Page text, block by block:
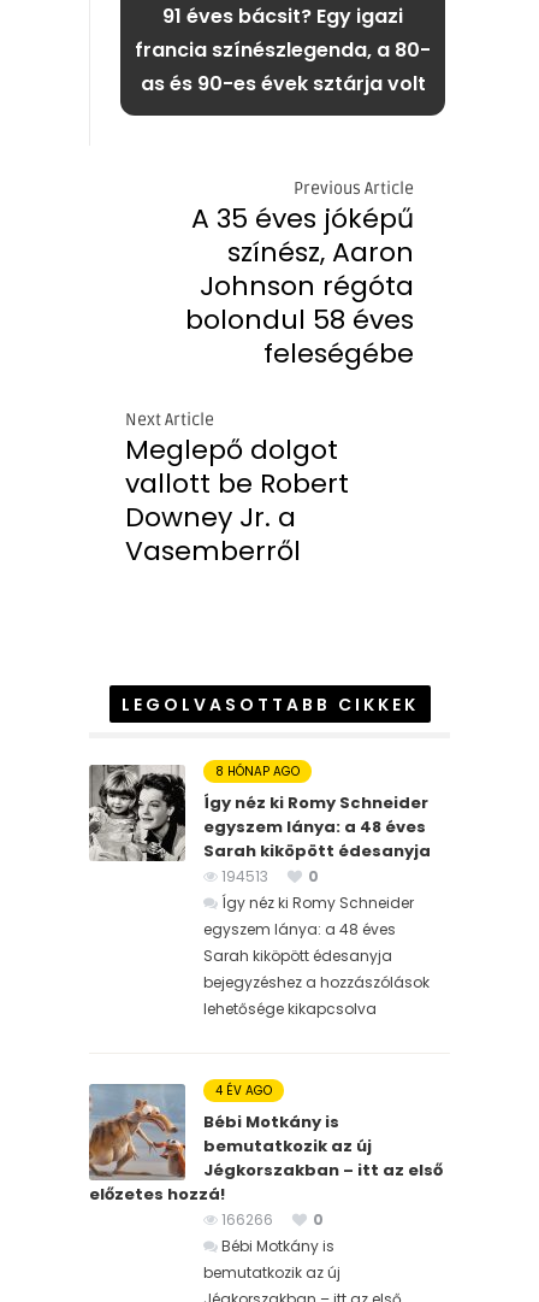
91 éves bácsit? Egy igazi
francia színészlegenda, a 80-
as és 90-es évek sztárja volt
Previous Article
A 35 éves jóképű
színész, Aaron
Johnson régóta
bolondul 58 éves
feleségébe
Next Article
Meglepő dolgot
vallott be Robert
Downey Jr. a
Vasemberről
LEGOLVASOTTABB CIKKEK
8 HÓNAP AGO
Így néz ki Romy Schneider
egyszem lánya: a 48 éves
Sarah kiköpött édesanyja
194513
0
Így néz ki Romy Schneider
egyszem lánya: a 48 éves
Sarah kiköpött édesanyja
bejegyzéshez a hozzászólások
lehetősége kikapcsolva
4 ÉV AGO
Bébi Motkány is
bemutatkozik az új
Jégkorszakban – itt az első
előzetes hozzá!
166266
0
Bébi Motkány is
bemutatkozik az új